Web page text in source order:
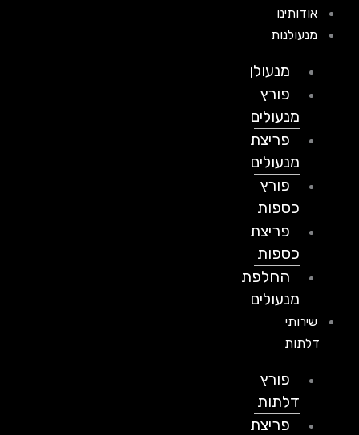
אודותינו
מנעולנות
מנעולן
פורץ
מנעולים
פריצת
מנעולים
פורץ
כספות
פריצת
כספות
החלפת
מנעולים
שירותי
דלתות
פורץ
דלתות
פריצת